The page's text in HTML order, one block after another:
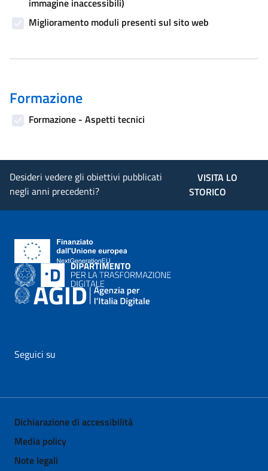
immagine inaccessibili)
Miglioramento moduli presenti sul sito web
Formazione
Formazione - Aspetti tecnici
Desideri vedere gli obiettivi pubblicati
negli anni precedenti?
VISITA LO
STORICO
Seguici su
Dichiarazione di accessibilità
Media policy
Note legali